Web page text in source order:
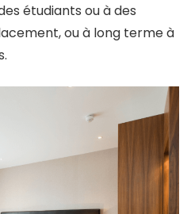
étudiants ou à des
ou à long terme à